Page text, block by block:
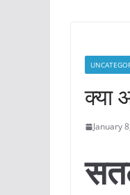
क्या
January